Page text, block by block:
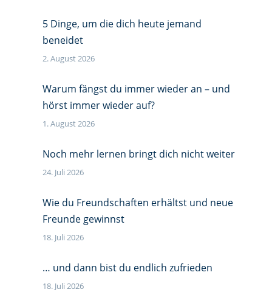
5 Dinge, um die dich heute jemand
beneidet
2. August 2026
Warum fängst du immer wieder an – und
hörst immer wieder auf?
1. August 2026
Noch mehr lernen bringt dich nicht weiter
24. Juli 2026
Wie du Freundschaften erhältst und neue
Freunde gewinnst
18. Juli 2026
… und dann bist du endlich zufrieden
18. Juli 2026